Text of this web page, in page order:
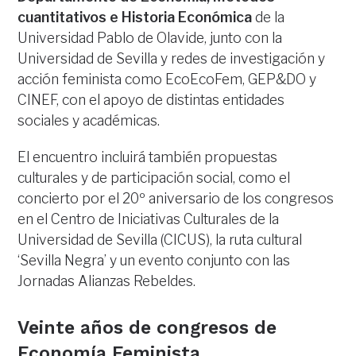
cuantitativos e Historia Económicade la
Universidad Pablo de Olavide, junto con la
Universidad de Sevilla y redes de investigación y
acción feminista como EcoEcoFem, GEP&DO y
CINEF, con el apoyo de distintas entidades
sociales y académicas.
El encuentro incluirá también propuestas
culturales y de participación social, como el
concierto por el 20º aniversario de los congresos
en el Centro de Iniciativas Culturales de la
Universidad de Sevilla (CICUS), la ruta cultural
‘Sevilla Negra’ y un evento conjunto con las
Jornadas Alianzas Rebeldes.
Veinte años de congresos de